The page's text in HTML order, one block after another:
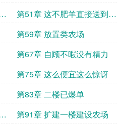
第51章 这不肥羊直接送到嘴
里来了
第59章 放置类农场
第67章 自顾不暇没有精力
第75章 这么便宜这么惊讶
第83章 二楼已爆单
第91章 扩建一楼建设农场